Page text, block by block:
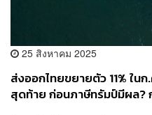
25 สิงหาคม 2025
ส่งออกไทยขยายตัว 11% ใน
สุดท้าย ก่อนภาษีทรัมป์มีผล?